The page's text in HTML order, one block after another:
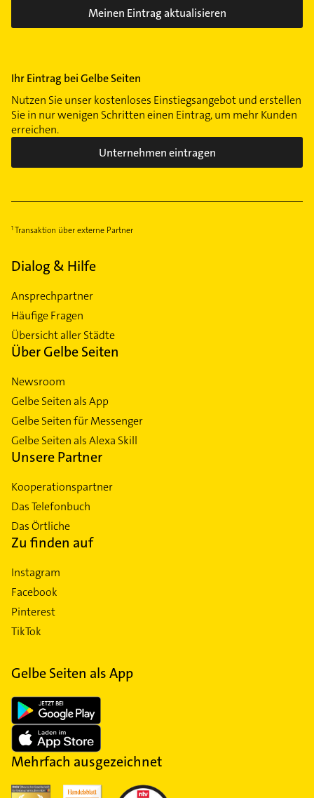
Meinen Eintrag aktualisieren
Ihr Eintrag bei Gelbe Seiten
Nutzen Sie unser kostenloses Einstiegsangebot und erstellen
Sie in nur wenigen Schritten einen Eintrag, um mehr Kunden
erreichen.
Unternehmen eintragen
Transaktion über externe Partner
Dialog & Hilfe
Ansprechpartner
Häufige Fragen
Übersicht aller Städte
Über Gelbe Seiten
Newsroom
Gelbe Seiten als App
Gelbe Seiten für Messenger
Gelbe Seiten als Alexa Skill
Unsere Partner
Kooperationspartner
Das Telefonbuch
Das Örtliche
Zu finden auf
Instagram
Facebook
Pinterest
TikTok
Gelbe Seiten als App
Mehrfach ausgezeichnet